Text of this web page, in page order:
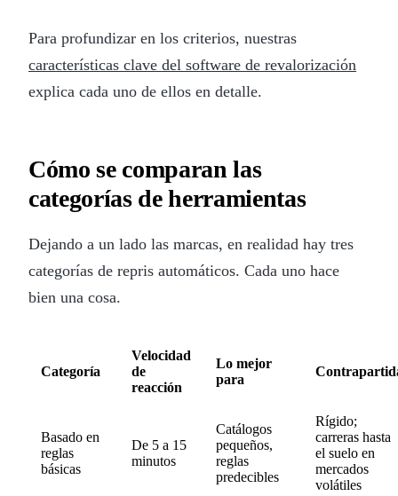
Para profundizar en los criterios, nuestras
características clave del software de revalorización
explica cada uno de ellos en detalle.
Cómo se comparan las
categorías de herramientas
Dejando a un lado las marcas, en realidad hay tres
categorías de repris automáticos. Cada uno hace
bien una cosa.
Categoría
Velocidad
de
reacción
Lo mejor
para
Basado en
reglas
básicas
De 5 a 15
minutos
Catálogos
pequeños,
reglas
predecibles
Rígido;
carreras hasta
el suelo en
mercados
volátiles